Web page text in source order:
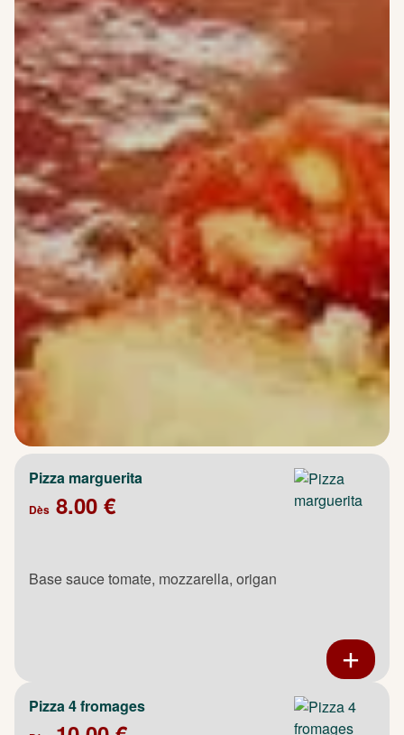
Pizza marguerita
Dès 8.00 €
Base sauce tomate, mozzarella, origan
Pizza 4 fromages